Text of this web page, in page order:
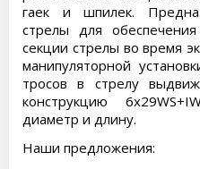
гаек и шпилек.
стрелы для
секции стрелы во время
манипуляторной
тросов в стрелу
конструкцию
диаметр и длину.
Наши предложения: